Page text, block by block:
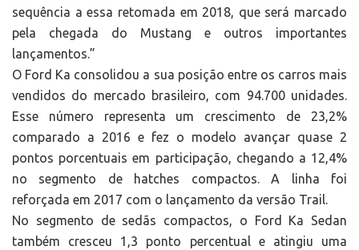
sequência a essa retomada em 2018, que será marcado
pela chegada do Mustang e outros importantes
lançamentos.”
O Ford Ka consolidou a sua posição entre os carros mais
vendidos do mercado brasileiro, com 94.700 unidades.
Esse número representa um crescimento de 23,2%
comparado a 2016 e fez o modelo avançar quase 2
pontos porcentuais em participação, chegando a 12,4%
no segmento de hatches compactos. A linha foi
reforçada em 2017 com o lançamento da versão Trail.
No segmento de sedãs compactos, o Ford Ka Sedan
também cresceu 1,3 ponto percentual e atingiu uma